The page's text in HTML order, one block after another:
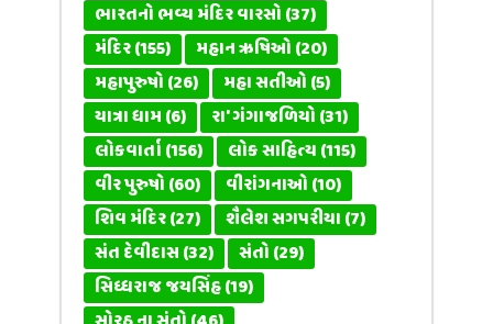
ભારતનો ભવ્ય મંદિર વારસો(37)
મંદિર(155) મહાન ઋષિઓ(20)
મહાપુરુષો(26) મહા સતીઓ(5)
યાત્રા ધામ(6) રા' ગંગાજળિયો(31)
લોકવાર્તા(156) લોક સાહિત્ય(115)
વીર પુરુષો(60) વીરાંગનાઓ(10)
શિવ મંદિર(27) શૈલેશ સગપરીયા(7)
સંત દેવીદાસ(32) સંતો(29)
સિધ્ધરાજ જયસિંહ(19)